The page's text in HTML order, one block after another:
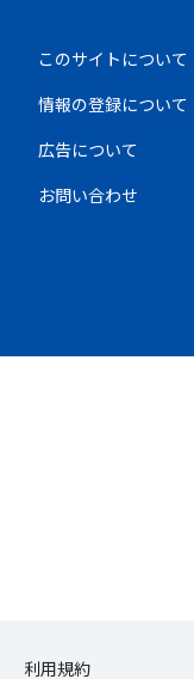
このサイトについて
情報の登録について
広告について
お問い合わせ
利用規約